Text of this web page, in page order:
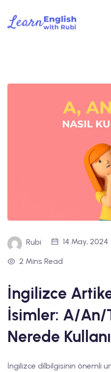
Rubi 14 May, 2024
2 Mins Read
İngilizce
İsimler: A/An/
Nerede
İngilizce dilbilgisinin önemli